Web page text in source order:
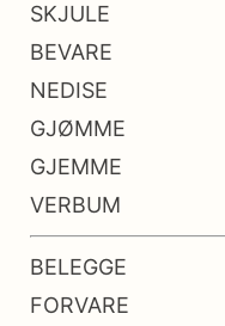
SKJULE
BEVARE
NEDISE
GJØMME
GJEMME
VERBUM
BELEGGE
FORVARE